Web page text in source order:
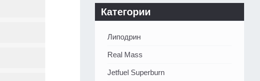
Категории
Липодрин
Real Mass
Jetfuel Superburn